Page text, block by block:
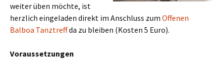
weiter üben möchte, ist
herzlich eingeladen direkt im Anschluss zum Offenen
Balboa Tanztreffda zu bleiben (Kosten 5 Euro).
Voraussetzungen